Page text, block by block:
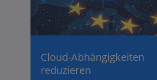
Cloud-Abhängigkeiten
reduzieren